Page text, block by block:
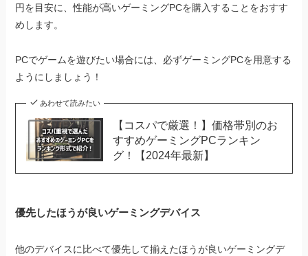
円を目安に、性能が高いゲーミングPCを購入することをおすす
めします。
PCでゲームを遊びたい場合には、必ずゲーミングPCを用意する
ようにしましょう！
あわせて読みたい
【コスパで厳選！】価格帯別のお
すすめゲーミングPCランキン
グ！【2024年最新】
優先したほうが良いゲーミングデバイス
他のデバイスに比べて優先して揃えたほうが良いゲーミングデ